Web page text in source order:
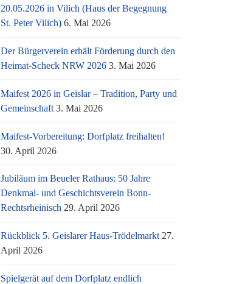
20.05.2026 in Vilich (Haus der Begegnung
St. Peter Vilich) 6. Mai 2026
Der Bürgerverein erhält Förderung durch den
Heimat-Scheck NRW 2026 3. Mai 2026
Maifest 2026 in Geislar – Tradition, Party und
Gemeinschaft 3. Mai 2026
Maifest-Vorbereitung: Dorfplatz freihalten!
30. April 2026
Jubiläum im Beueler Rathaus: 50 Jahre
Denkmal- und Geschichtsverein Bonn-
Rechtsrheinisch 29. April 2026
Rückblick 5. Geislarer Haus-Trödelmarkt 27.
April 2026
Spielgerät auf dem Dorfplatz endlich